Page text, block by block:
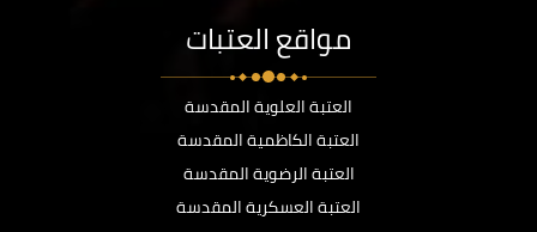
مواقع العتبات
العتبة العلوية المقدسة
العتبة الكاظمية المقدسة
العتبة الرضوية المقدسة
العتبة العسكرية المقدسة